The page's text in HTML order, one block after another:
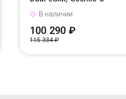
В наличии
100 290 ₽
115 334 ₽